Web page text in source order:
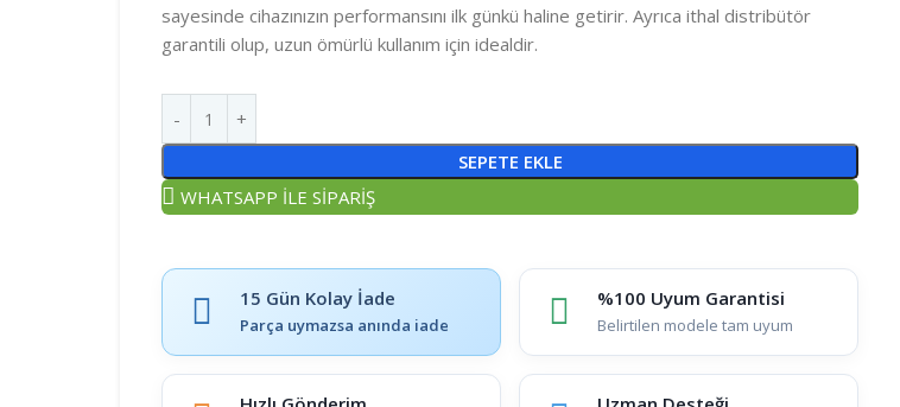
sayesinde cihazınızın performansını ilk günkü haline getirir. Ayrıca ithal distribütör
garantili olup, uzun ömürlü kullanım için idealdir.
SEPETE EKLE
WHATSAPP İLE SİPARİŞ
15 Gün Kolay İade
Parça uymazsa anında iade
%100 Uyum Garantisi
Belirtilen modele tam uyum